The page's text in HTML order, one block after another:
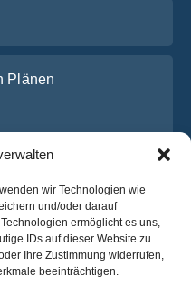
wir Technologien wie
und/oder darauf
ermöglicht es uns,
IDs auf dieser Website zu
Ihre Zustimmung widerrufen,
beeinträchtigen.
von OsaBus